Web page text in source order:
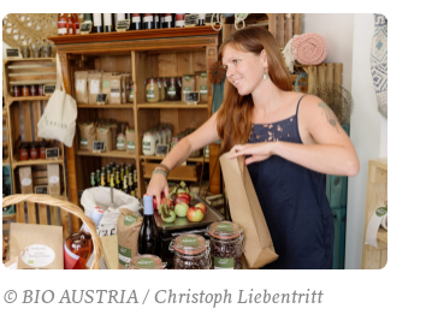
© BIO AUSTRIA / Christoph Liebentritt